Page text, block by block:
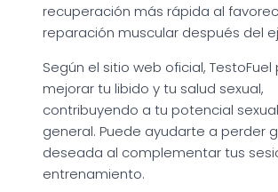
recuperación más rápida al
reparación muscular después del
Según el sitio web oficial, TestoFuel
mejorar tu libido y tu salud sexual,
contribuyendo a tu potencial
general. Puede ayudarte a perder
deseada al complementar tus
entrenamiento.